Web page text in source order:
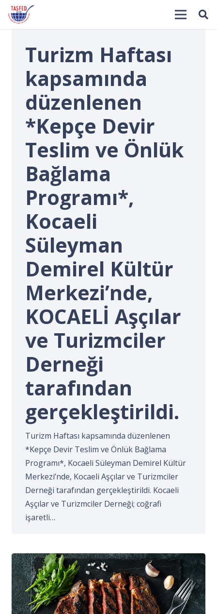
Turizm Haftası
kapsamında
düzenlenen
*Kepçe Devir
Teslim ve Önlük
Bağlama
Programı*,
Kocaeli
Süleyman
Demirel Kültür
Merkezi’nde,
KOCAELİ Aşçılar
ve Turizmciler
Derneği
tarafından
gerçekleştirildi.
Turizm Haftası kapsamında düzenlenen
*Kepçe Devir Teslim ve Önlük Bağlama
Programı*, Kocaeli Süleyman Demirel Kültür
Merkezi’nde, Kocaeli Aşçılar ve Turizmciler
Derneği tarafından gerçekleştirildi. Kocaeli
Aşçılar ve Turizmciler Derneği; coğrafi
işaretli…